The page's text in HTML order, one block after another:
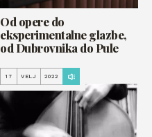
Od opere do
eksperimentalne glazbe,
od Dubrovnika do Pule
17 VELJ 2022